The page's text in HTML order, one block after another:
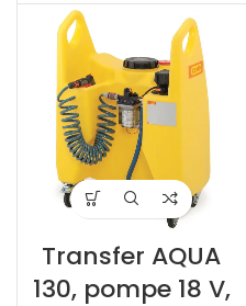
Transfer AQUA
130, pompe 18 V,